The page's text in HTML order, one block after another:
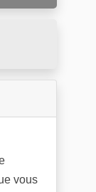
vous